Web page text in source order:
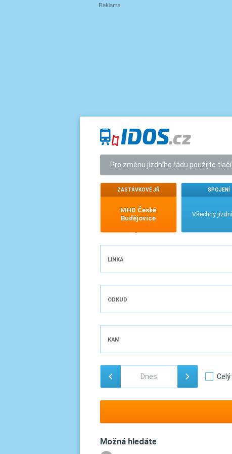
Pro změnu jízdního řádu použijte
ZASTÁVKOVÉ JŘ
MHD České
Budějovice
SPOJENÍ
Všechny
LINKA
ODKUD
KAM
Možná hledáte